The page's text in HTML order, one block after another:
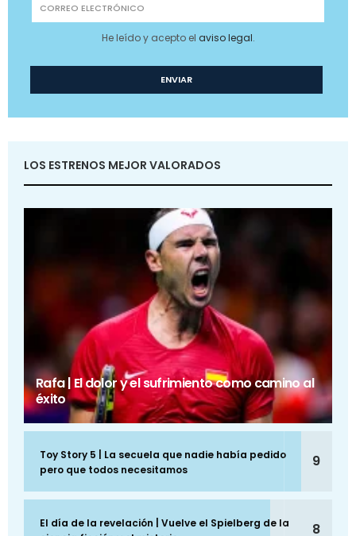
He leído y acepto el aviso legal.
LOS ESTRENOS MEJOR VALORADOS
Rafa | El dolor y el sufrimiento como camino al
éxito
Toy Story 5 | La secuela que nadie había pedido
pero que todos necesitamos
9
El día de la revelación | Vuelve el Spielberg de la
8